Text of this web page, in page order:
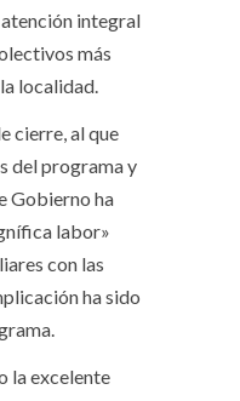
integral
más
localidad.
cierre, al que
del programa y
Gobierno ha
labor»
con las
ha sido
la excelente